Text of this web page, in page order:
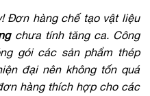
Đơn hàng chế tạo vật liệu
chưa tính tăng ca. Công
gói các sản phẩm thép
đại nên không tốn quá
hàng thích hợp cho các